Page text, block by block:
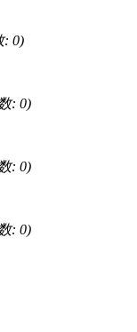
: 0)
: 0)
: 0)
: 0)